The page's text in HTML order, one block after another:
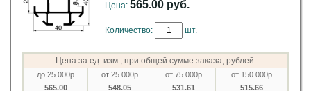
Цена: 565.00 руб.
Количество: шт.
Цена за ед. изм., при общей сумме заказа, рублей:
до 25 000р от 25 000р от 75 000р
от 150 000р
565.00
548.05 531.61 515.66